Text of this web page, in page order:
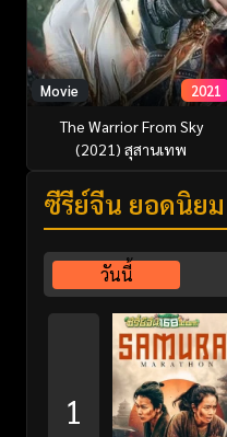
Movie 2021
The Warrior From Sky
(2021) สุสานเทพ
ซีรี่ย์จีน ยอดนิยม
วันนี้
1